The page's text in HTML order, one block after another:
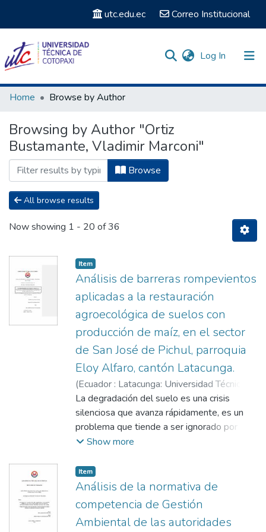
utc.edu.ec Correo Institucional
Log In (current)
Communities & Collections
Home Browse by Author
Browsing by Author "Ortiz
Bustamante, Vladimir Marconi"
Browse
All browse results
Now showing 1 - 20 of 36
Item
Análisis de barreras rompevientos
aplicadas a la restauración
agroecológica de suelos con
producción de maíz, en el sector
de San José de Pichul, parroquia
Eloy Alfaro, cantón Latacunga.
(Ecuador : Latacunga: Universidad Técnica
de Cotopaxi (UTC),2022-08)Bonilla
Hinojosa, Diana Carolina;Toapanta Tenicota,
Edisson Andres;Ortiz Bustamante, Vladimir
Marconi
La degradación del suelo es una crisis
silenciosa que avanza rápidamente, es un
problema que tiende a ser ignorado por los
gobiernos y la población, Latacunga
la zona urbana, por ello, la presente
investigación está orientada a evaluar la
eficacia de barreras rompevientos aplicadas
a la restauración agroecológica de suelos
con producción de maíz, del sector San José
Show more
Item
Análisis de la normativa de
competencia de Gestión
Ambiental de las autoridades